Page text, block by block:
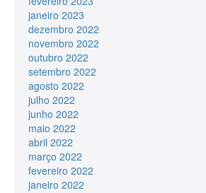
janeiro 2023
dezembro 2022
novembro 2022
outubro 2022
setembro 2022
agosto 2022
julho 2022
junho 2022
maio 2022
abril 2022
março 2022
fevereiro 2022
janeiro 2022